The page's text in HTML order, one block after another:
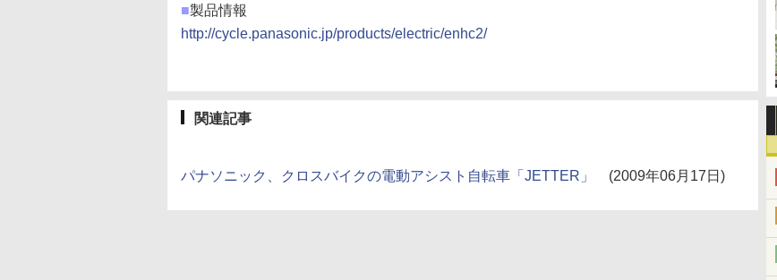
■製品情報
http://cycle.panasonic.jp/products/electric/enhc2/
関連記事
パナソニック、クロスバイクの電動アシスト自転車「JETTER」 (2009年06月17日)